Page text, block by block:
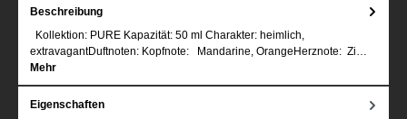
Beschreibung
Kollektion: PURE Kapazität: 50 ml Charakter: heimlich,
extravagantDuftnoten: Kopfnote: Mandarine, OrangeHerznote: Zi…
Mehr
Eigenschaften